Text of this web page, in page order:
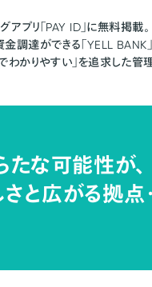
アプリ「PAY ID」に無料掲載。
調達ができる「YELL BANK」
でわかりやすい」を追求した管
たな可能性が、
と広がる拠点・